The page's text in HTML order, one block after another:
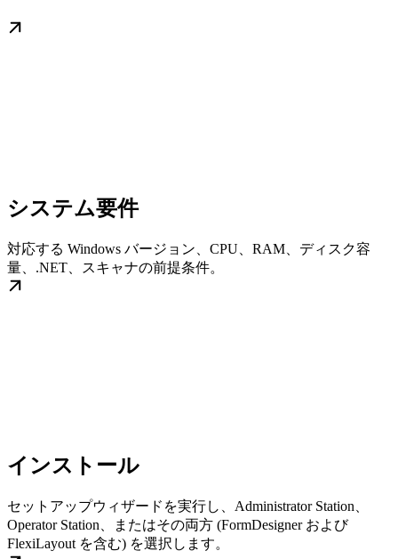
システム要件
対応する Windows バージョン、CPU、RAM、ディスク容
量、.NET、スキャナの前提条件。
インストール
セットアップウィザードを実行し、Administrator Station、
Operator Station、またはその両方 (FormDesigner および
FlexiLayout を含む) を選択します。